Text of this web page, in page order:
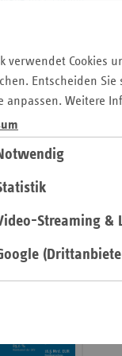
verwendet Cookies
Entscheiden
anpassen. Weitere
Streaming &
Magazin
Broschüre